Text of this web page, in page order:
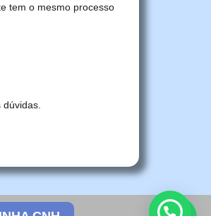
tem o mesmo processo
dúvidas.